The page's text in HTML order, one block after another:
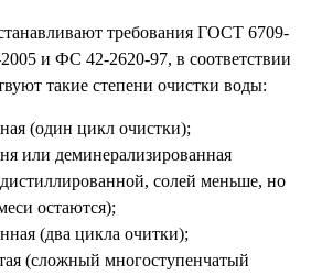
требования ГОСТ 6709-
и ФС 42-2620-97, в соответствии
такие степени очистки воды:
(один цикл очистки);
или деминерализированная
солей меньше, но
остаются);
(два цикла очитки);
(сложный многоступенчатый